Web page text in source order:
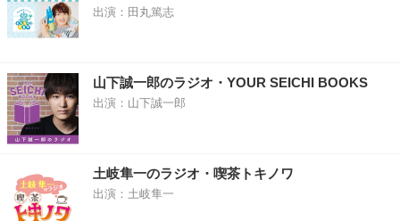
出演：田丸篤志
山下誠一郎のラジオ・YOUR SEICHI BOOKS
出演：山下誠一郎
土岐隼一のラジオ・喫茶トキノワ
出演：土岐隼一